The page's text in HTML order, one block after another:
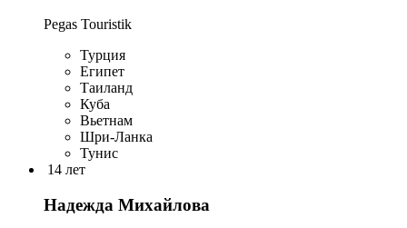
Pegas Touristik
Турция
Египет
Таиланд
Куба
Вьетнам
Шри-Ланка
Тунис
14 лет
Надежда Михайлова